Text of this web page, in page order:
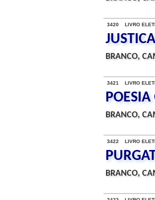
3420 LIVRO
JUSTICA
BRANCO,
3421 LIVRO
BRANCO,
3422 LIVRO
BRANCO,